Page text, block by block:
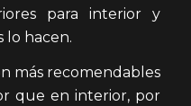
para interior y
lo hacen.
más recomendables
que en interior, por